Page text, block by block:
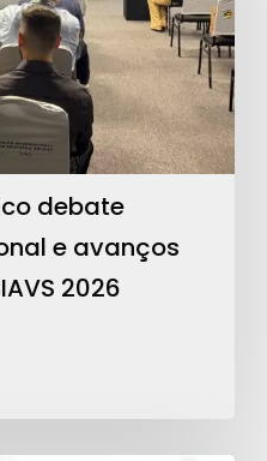
debate
e avanços
2026